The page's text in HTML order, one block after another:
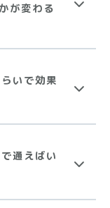
が変わる
いで効果
通えばい